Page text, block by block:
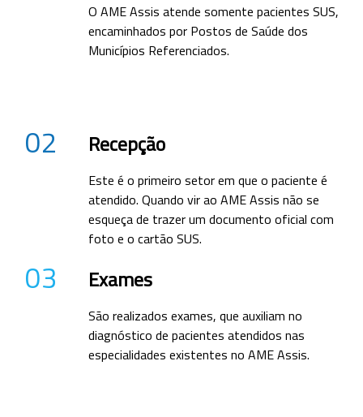
O AME Assis atende somente pacientes SUS,
encaminhados por Postos de Saúde dos
Municípios Referenciados.
02 Recepção
Este é o primeiro setor em que o paciente é
atendido. Quando vir ao AME Assis não se
esqueça de trazer um documento oficial com
foto e o cartão SUS.
03 Exames
São realizados exames, que auxiliam no
diagnóstico de pacientes atendidos nas
especialidades existentes no AME Assis.